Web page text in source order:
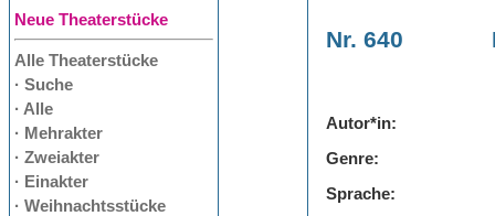
Neue Theaterstücke
Alle Theaterstücke
· Suche
· Alle
· Mehrakter
· Zweiakter
· Einakter
· Weihnachtsstücke
Nr. 640
Autor*in:
Genre:
Sprache: